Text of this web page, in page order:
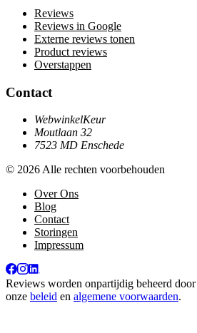
Reviews
Reviews in Google
Externe reviews tonen
Product reviews
Overstappen
Contact
WebwinkelKeur
Moutlaan 32
7523 MD Enschede
© 2026 Alle rechten voorbehouden
Over Ons
Blog
Contact
Storingen
Impressum
Reviews worden onpartijdig beheerd door
onze beleid en algemene voorwaarden.